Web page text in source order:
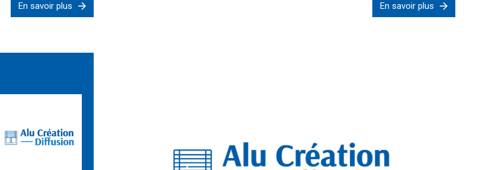
En savoir plus En savoir plus